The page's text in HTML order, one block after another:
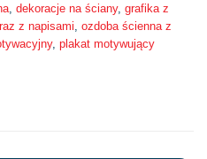
dekoracje na ściany, grafika z
z napisami
ozdoba ścienna z
, plakat motywujący